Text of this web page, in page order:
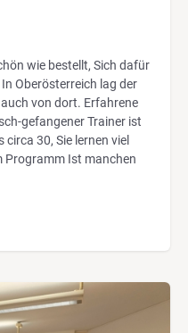
wie bestellt, Sich dafür
Oberösterreich lag der
von dort. Erfahrene
gefangener Trainer ist
30, Sie lernen viel
Programm Ist manchen